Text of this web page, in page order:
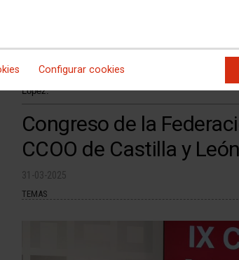
Configurar cookies
Marisol García,
secretaria general de la
de CCOO de Castilla y
La Ejecutiva elegida, que ha obtenido 40 votos a
Sánchez, Ricardo Carpintero, Carmen Capellán,
López.
Congreso de la
CCOO de Castilla y León
31-03-2025
TEMAS